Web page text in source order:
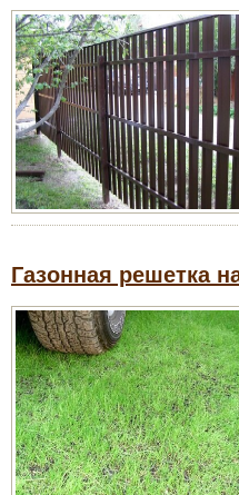
Газонная решетка